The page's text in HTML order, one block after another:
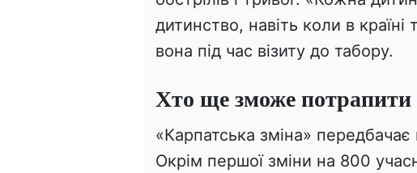
дитинство, навіть коли в
вона під час візиту до табору.
Хто ще зможе потрапити
«Карпатська зміна» передбачає
Окрім першої зміни на 800